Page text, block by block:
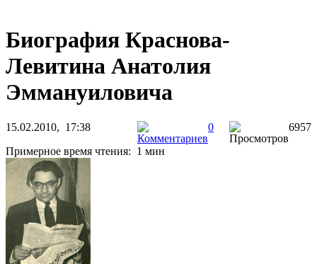
Биография Краснова-
Левитина Анатолия
Эммануиловича
15.02.2010, 17:38 0
6957
Примерное время чтения: 1 мин